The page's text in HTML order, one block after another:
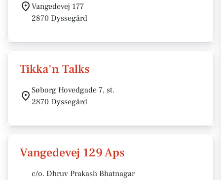
Vangedevej 177
2870 Dyssegård
Tikka'n Talks
Søborg Hovedgade 7, st.
2870 Dyssegård
Vangedevej 129 Aps
c/o. Dhruv Prakash Bhatnagar